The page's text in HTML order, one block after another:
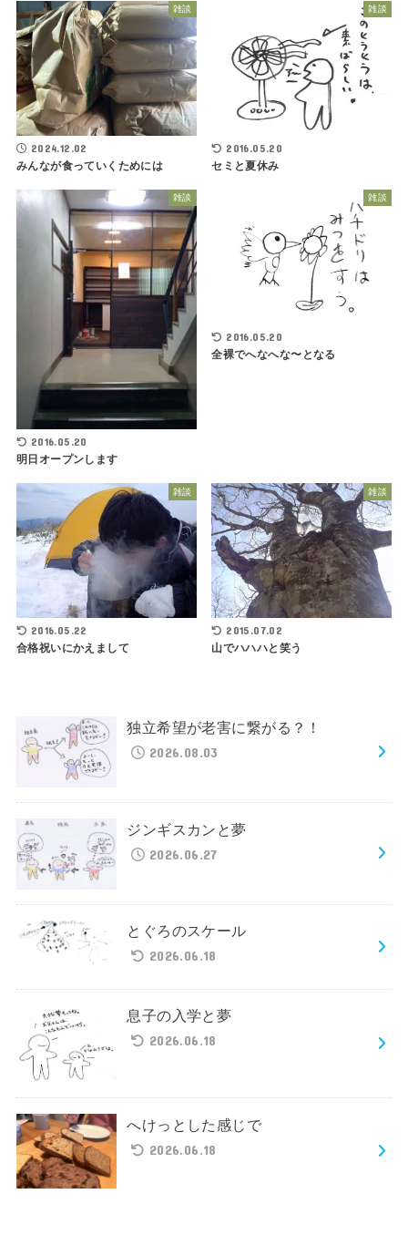
雑談
2024.12.02
みんなが食っていくためには
雑談
2016.05.20
セミと夏休み
雑談
2016.05.20
明日オープンします
雑談
2016.05.20
全裸でへなへな〜となる
雑談
2016.05.22
合格祝いにかえまして
雑談
2015.07.02
山でハハハと笑う
独立希望が老害に繋がる？！
2026.08.03
ジンギスカンと夢
2026.06.27
とぐろのスケール
2026.06.18
息子の入学と夢
2026.06.18
へけっとした感じで
2026.06.18